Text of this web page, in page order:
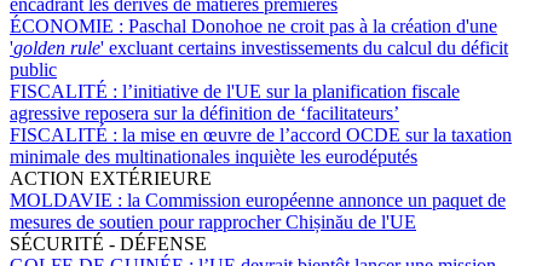
ÉCONOMIE : Paschal Donohoe ne croit pas à la création d'une
'golden rule' excluant certains investissements du calcul du déficit
public
FISCALITÉ : l’initiative de l'UE sur la planification fiscale
agressive reposera sur la définition de ‘facilitateurs’
FISCALITÉ : la mise en œuvre de l’accord OCDE sur la taxation
minimale des multinationales inquiète les eurodéputés
ACTION EXTÉRIEURE
MOLDAVIE : la Commission européenne annonce un paquet de
mesures de soutien pour rapprocher Chișinău de l'UE
SÉCURITÉ - DÉFENSE